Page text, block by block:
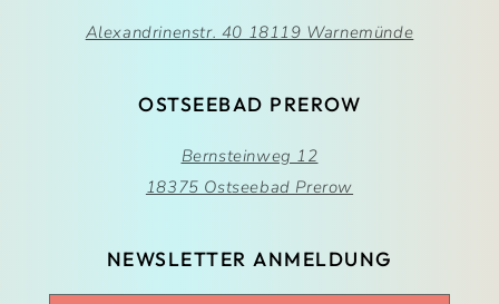
Alexandrinenstr. 40 18119 Warnemünde
OSTSEEBAD PREROW
Bernsteinweg 12
18375 Ostseebad Prerow
NEWSLETTER ANMELDUNG